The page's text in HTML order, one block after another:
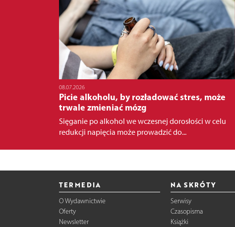
08.07.2026
Picie alkoholu, by rozładować stres, może
trwale zmieniać mózg
Sięganie po alkohol we wczesnej dorosłości w celu
redukcji napięcia może prowadzić do...
TERMEDIA
O Wydawnictwie
Oferty
Newsletter
NA SKRÓTY
Serwisy
Czasopisma
Książki